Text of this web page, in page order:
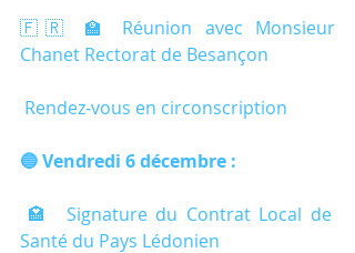
🇫🇷 🏫 Réunion avec Monsieur
Chanet Rectorat de Besançon
Rendez-vous en circonscription
🔵 Vendredi 6 décembre :
Santé du Pays Lédonien